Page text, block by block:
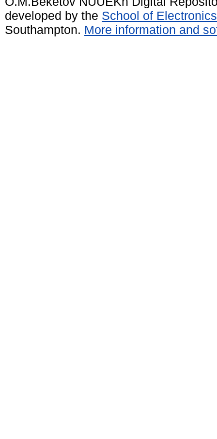
developed by the School of
Southampton. More information and